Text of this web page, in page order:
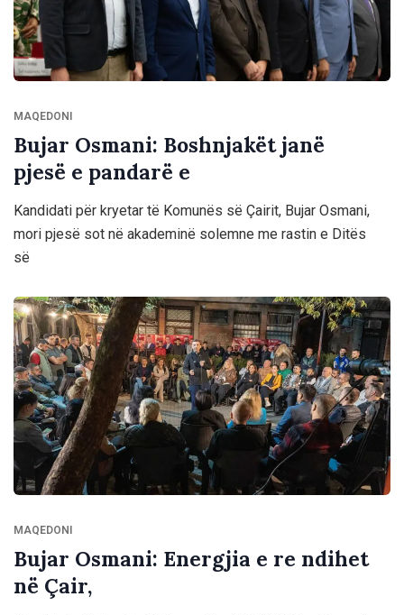
MAQEDONI
Bujar Osmani: Boshnjakët janë
pjesë e pandarë e
Kandidati për kryetar të Komunës së Çairit, Bujar Osmani,
mori pjesë sot në akademinë solemne me rastin e Ditës
së
MAQEDONI
Bujar Osmani: Energjia e re ndihet
në Çair,